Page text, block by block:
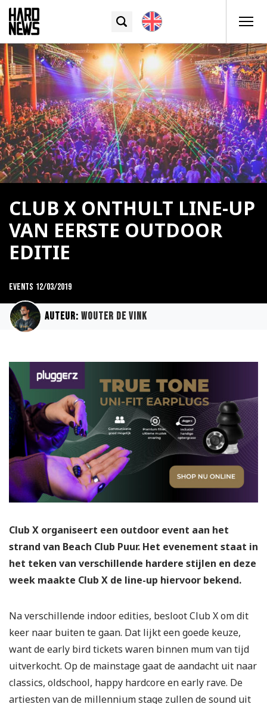
CLUB X ONTHULT LINE-UP
VAN EERSTE OUTDOOR
EDITIE
Events 12/03/2019
Auteur: Wouter de Vink
Club X organiseert een outdoor event aan het
strand van Beach Club Puur. Het evenement staat in
het teken van verschillende hardere stijlen en deze
week maakte Club X de line-up hiervoor bekend.
Na verschillende indoor edities, besloot Club X om dit
keer naar buiten te gaan. Dat lijkt een goede keuze,
want de early bird tickets waren binnen mum van tijd
uitverkocht. Op de mainstage gaat de aandacht uit naar
classics, oldschool, happy hardcore en early rave. De
artiesten van de millennium stage zullen de sound uit